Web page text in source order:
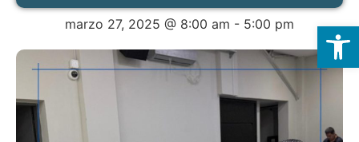
marzo 27, 2025 @ 8:00 am - 5:00 pm